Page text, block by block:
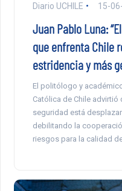
Diario UCHILE 15-
Juan Pablo Luna:
que enfrenta Chile
estridencia y más
El politólogo y
Católica de Chile
seguridad está
debilitando la
riesgos para la calidad